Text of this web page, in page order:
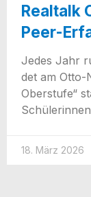
Realtalk
Peer-
Jedes Jahr
det am Otto-
Ober­stu­fe“
18. März 2026